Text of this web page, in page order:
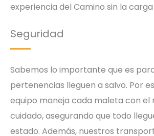
experiencia del Camino sin la
Seguridad
Sabemos lo importante que es
pertenencias lleguen a salvo. Por
equipo maneja cada maleta con el
cuidado, asegurando que todo
estado. Además, nuestros